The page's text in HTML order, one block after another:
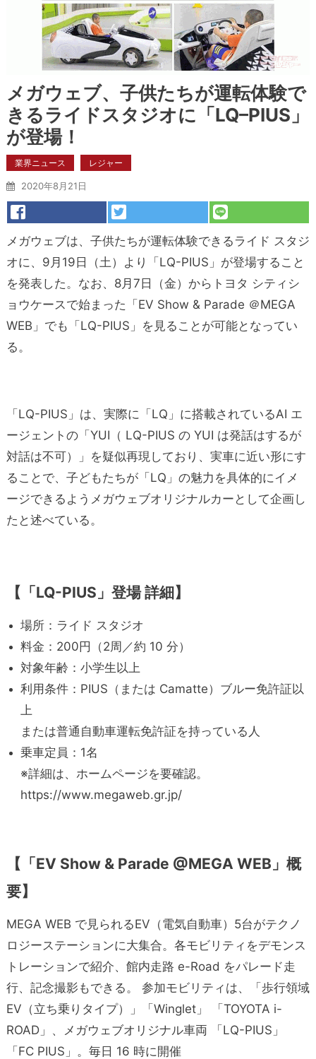
メガウェブ、子供たちが運転体験で
きるライドスタジオに「LQ–PIUS」
が登場！
業界ニュース レジャー
2020年8月21日
メガウェブは、子供たちが運転体験できるライド スタジ
オに、9月19日（土）より「LQ-PIUS」が登場すること
を発表した。なお、8月7日（金）からトヨタ シティシ
ョウケースで始まった「EV Show & Parade ＠MEGA
WEB」でも「LQ-PIUS」を見ることが可能となってい
る。
「LQ-PIUS」は、実際に「LQ」に搭載されているAI エ
ージェントの「YUI（ LQ-PIUS の YUI は発話はするが
対話は不可）」を疑似再現しており、実車に近い形にす
ることで、子どもたちが「LQ」の魅力を具体的にイメ
ージできるようメガウェブオリジナルカーとして企画し
たと述べている。
【「LQ-PIUS」登場 詳細】
場所：ライド スタジオ
料金：200円（2周／約 10 分）
対象年齢：小学生以上
利用条件：PIUS（または Camatte）ブルー免許証以
上
または普通自動車運転免許証を持っている人
乗車定員：1名
※詳細は、ホームページを要確認。
https://www.megaweb.gr.jp/
【「EV Show & Parade @MEGA WEB」概
要】
MEGA WEB で見られるEV（電気自動車）5台がテクノ
ロジーステーションに大集合。各モビリティをデモンス
トレーションで紹介、館内走路 e-Road をパレード走
行、記念撮影もできる。 参加モビリティは、「歩行領域
EV（立ち乗りタイプ）」「Winglet」 「TOYOTA i-
ROAD」、メガウェブオリジナル車両 「LQ-PIUS」
「FC PIUS」。毎日 16 時に開催